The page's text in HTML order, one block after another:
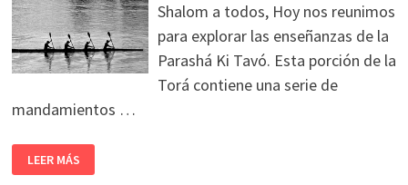
Shalom a todos, Hoy nos reunimos
para explorar las enseñanzas de la
Parashá Ki Tavó. Esta porción de la
Torá contiene una serie de
mandamientos …
LEER MÁS